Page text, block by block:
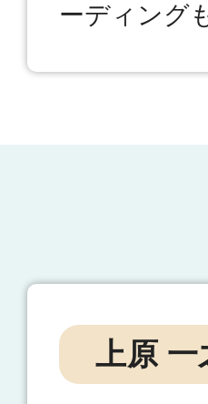
ーディング
上原 一